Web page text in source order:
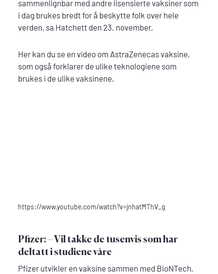
sammenlignbar med andre lisensierte vaksiner som
i dag brukes bredt for å beskytte folk over hele
verden, sa Hatchett den 23. november.
Her kan du se en video om AstraZenecas vaksine,
som også forklarer de ulike teknologiene som
brukes i de ulike vaksinene.
https://www.youtube.com/watch?v=jnhatMThV_g
Pfizer: – Vil takke de tusenvis som har
deltatt i studiene våre
Pfizer utvikler en vaksine sammen med BioNTech,